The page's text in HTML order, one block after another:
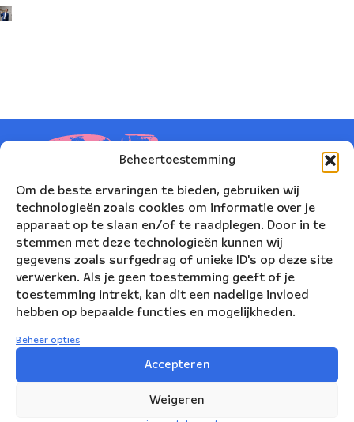
Beheertoestemming
Om de beste ervaringen te bieden, gebruiken wij
technologieën zoals cookies om informatie over je
apparaat op te slaan en/of te raadplegen. Door in te
stemmen met deze technologieën kunnen wij
gegevens zoals surfgedrag of unieke ID's op deze site
verwerken. Als je geen toestemming geeft of je
toestemming intrekt, kan dit een nadelige invloed
hebben op bepaalde functies en mogelijkheden.
Beheer opties
Accepteren
Weigeren
Korte Leidsedwarsstraat 12
1017 RC Amsterdam